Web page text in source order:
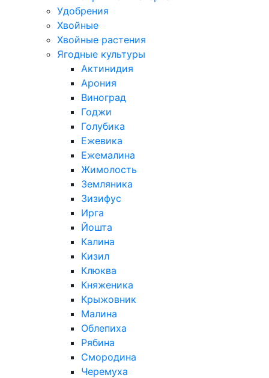
Удобрения
Хвойные
Хвойные растения
Ягодные культуры
Актинидия
Арония
Виноград
Годжи
Голубика
Ежевика
Ежемалина
Жимолость
Земляника
Зизифус
Ирга
Йошта
Калина
Кизил
Клюква
Княженика
Крыжовник
Малина
Облепиха
Рябина
Смородина
Черемуха